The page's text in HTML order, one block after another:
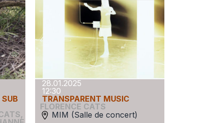
,
28.01.2025
12:30
TRANSPARENT MUSIC
FLORENCE CATS
MIM (Salle de concert)